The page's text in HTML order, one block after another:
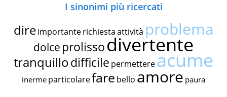
I sinonimi più ricercati
dire importante richiestaattività problema
dolce prolissodivertente
tranquillodifficile permettereacume
inerme particolarefare bello amore paura